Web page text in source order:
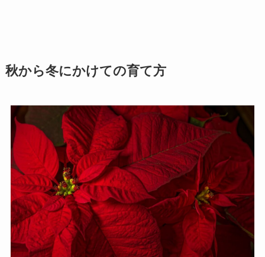
秋から冬にかけての育て方